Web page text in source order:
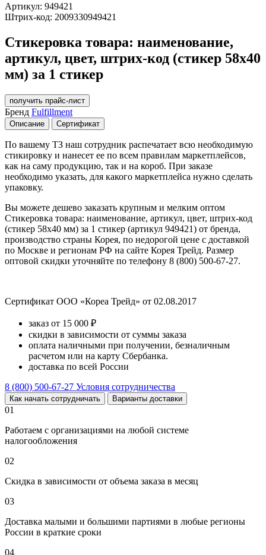
Артикул: 949421
Штрих-код: 2009330949421
Стикеровка товара: наименование,
артикул, цвет, штрих-код (стикер 58х40
мм) за 1 стикер
получить прайс-лист
Бренд Fulfillment
Описание Сертификат
По вашему ТЗ наш сотрудник распечатает всю необходимую
стикировку и нанесет ее по всем правилам маркетплейсов,
как на саму продукцию, так и на короб. При заказе
необходимо указать, для какого маркетплейса нужно сделать
упаковку.
Вы можете дешево заказать крупным и мелким оптом
Стикеровка товара: наименование, артикул, цвет, штрих-код
(стикер 58х40 мм) за 1 стикер (артикул 949421) от бренда,
производство страны Корея, по недорогой цене с доставкой
по Москве и регионам РФ на сайте Корея Трейд. Размер
оптовой скидки уточняйте по телефону 8 (800) 500-67-27.
Сертификат ООО «Кореа Трейд» от 02.08.2017
заказ от 15 000 ₽
скидки в зависимости от суммы заказа
оплата наличными при получении, безналичным
расчетом или на карту Сбербанка.
доставка по всей России
8 (800) 500-67-27 Условия сотрудничества
Как начать сотрудничать Варианты доставки
01
Работаем с организациями на любой системе
налогообложения
02
Скидка в зависимости от объема заказа в месяц
03
Доставка малыми и большими партиями в любые регионы
России в краткие сроки
04